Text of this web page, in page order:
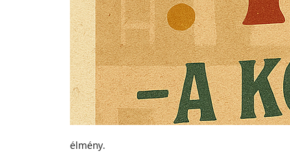
élmény.